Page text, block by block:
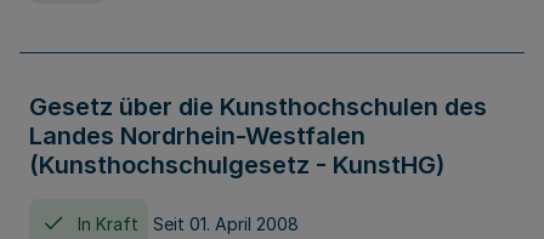
Gesetz über die Kunsthochschulen des
Landes Nordrhein-Westfalen
(Kunsthochschulgesetz - KunstHG)
In Kraft Seit 01. April 2008